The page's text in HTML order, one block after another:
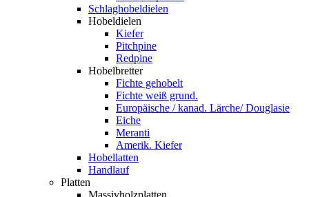
Schlaghobeldielen
Hobeldielen
Kiefer
Pitchpine
Redpine
Hobelbretter
Fichte gehobelt
Fichte weiß grund.
Europäische / kanad. Lärche/ Douglasie
Eiche
Meranti
Amerik. Kiefer
Hobellatten
Handlauf
Platten
Massivholzplatten